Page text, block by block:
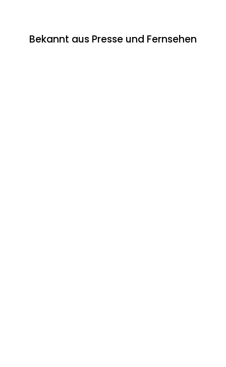
Bekannt aus Presse und Fernsehen